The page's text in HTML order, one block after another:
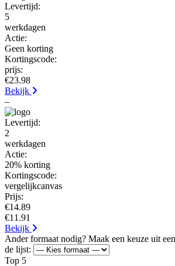
Levertijd:
5
werkdagen
Actie:
Geen korting
Kortingscode:
prijs:
€23.98
Bekijk
–
Levertijd:
2
werkdagen
Actie:
20% korting
Kortingscode:
vergelijkcanvas
Prijs:
€14.89
€11.91
Bekijk
Ander formaat nodig? Maak een keuze uit
de lijst:
Top 5